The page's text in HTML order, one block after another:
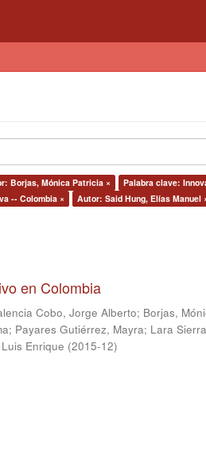
Borjas, Mónica Patricia ×
Palabra clave:
-- Colombia × Autor: Said Hung, Elías Manuel
en Colombia
Cobo, Jorge Alberto; Borjas,
; Payares Gutiérrez, Mayra; Lara
Enrique (2015-12)